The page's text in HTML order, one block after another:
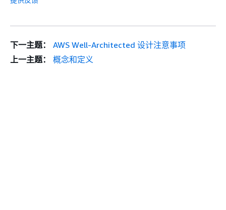
下一主题：
AWS Well-Architected 设计注意事项
上一主题：
概念和定义